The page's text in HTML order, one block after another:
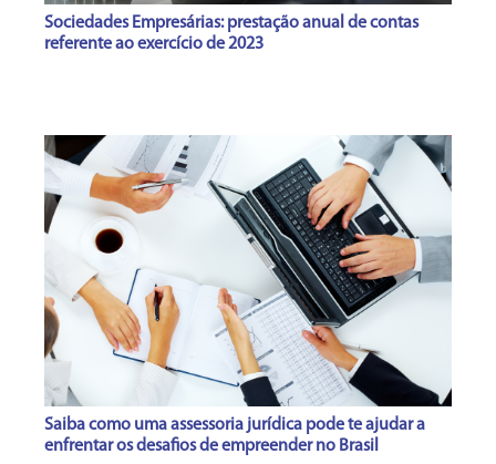
Sociedades Empresárias: prestação anual de contas
referente ao exercício de 2023
Saiba como uma assessoria jurídica pode te ajudar a
enfrentar os desafios de empreender no Brasil